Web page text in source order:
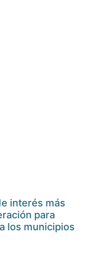
interés más
para
los municipios